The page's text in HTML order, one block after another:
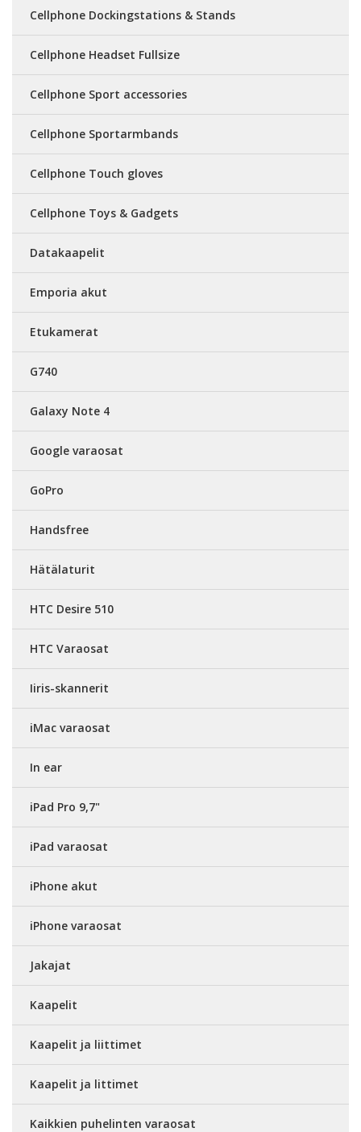
Cellphone Dockingstations & Stands
Cellphone Headset Fullsize
Cellphone Sport accessories
Cellphone Sportarmbands
Cellphone Touch gloves
Cellphone Toys & Gadgets
Datakaapelit
Emporia akut
Etukamerat
G740
Galaxy Note 4
Google varaosat
GoPro
Handsfree
Hätälaturit
HTC Desire 510
HTC Varaosat
Iiris-skannerit
iMac varaosat
In ear
iPad Pro 9,7"
iPad varaosat
iPhone akut
iPhone varaosat
Jakajat
Kaapelit
Kaapelit ja liittimet
Kaapelit ja littimet
Kaikkien puhelinten varaosat